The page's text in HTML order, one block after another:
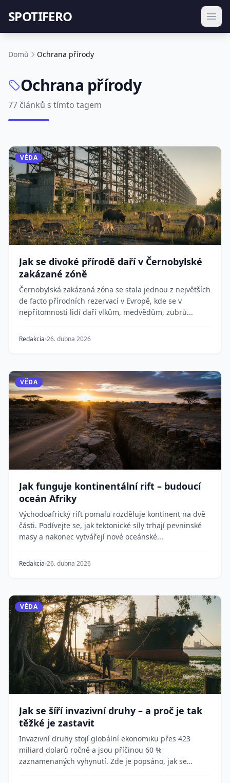
SPOTIFERO
Domů Ochrana přírody
Ochrana přírody
77 článků s tímto tagem
VĚDA
Jak se divoké přírodě daří v Černobylské
zakázané zóně
Černobylská zakázaná zóna se stala jednou z největších
de facto přírodních rezervací v Evropě, kde se v
nepřítomnosti lidí daří vlkům, medvědům, zubrů...
Redakcia 26. dubna 2026
VĚDA
Jak funguje kontinentální rift – budoucí
oceán Afriky
Východoafrický rift pomalu rozděluje kontinent na dvě
části. Podívejte se, jak tektonické síly trhají pevninské
masy a nakonec vytvářejí nové oceánské...
Redakcia 26. dubna 2026
VĚDA
Jak se šíří invazivní druhy – a proč je tak
těžké je zastavit
Invazivní druhy stojí globální ekonomiku přes 423
miliard dolarů ročně a jsou příčinou 60 %
zaznamenaných vyhynutí. Zde je popsáno, jak se